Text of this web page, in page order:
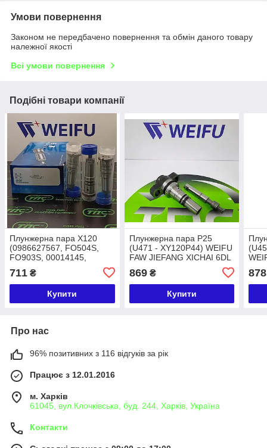
Умови повернення
Законом не передбачено повернення та обмін даного товару
належної якості
Всі умови повернення
Подібні товари компанії
Плунжерна пара X120
(0986627567, FO504S,
FO903S, 00014145,
ISUZU Kia MITSUBISHI
Mazda New Holland
711 ₴
Купити
Плунжерна пара P25
(U471 - XY120P44) WEIFU
FAW JIEFANG XICHAI 6DL
869₴
Купити
878
Про нас
96% позитивних з 116 відгуків за рік
Працює з 12.01.2016
м. Харків
61045, вул.Клочківська, буд. 244, Харків, Україна
Контакти